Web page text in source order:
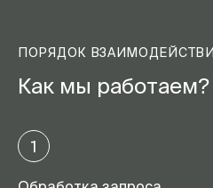
ПОРЯДОК
Как мы работаем?
1